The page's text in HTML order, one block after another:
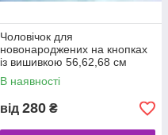
Чоловічок для
новонароджених на кнопках
із вишивкою 56,62,68 см
В наявності
від 280 ₴